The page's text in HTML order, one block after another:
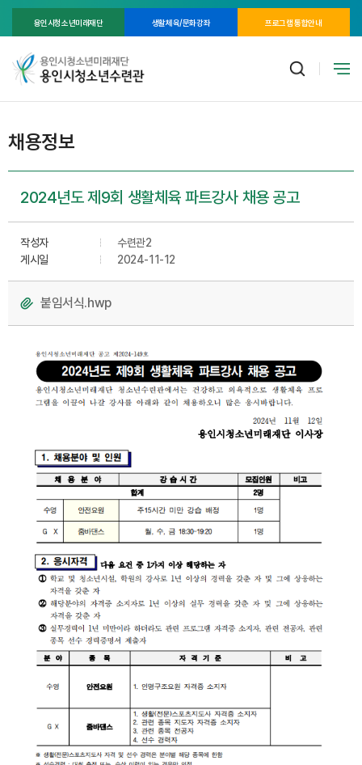
용인시청소년미래재단 생활체육/문화강좌 프로그램 통합안내
채용정보
2024년도 제9회 생활체육 파트강사 채용 공고
작성자
수련관2
게시일
2024-11-12
붙임서식.hwp